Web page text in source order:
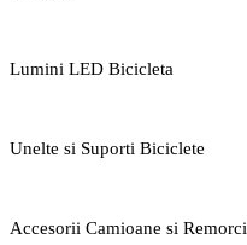
Lumini LED Bicicleta
Unelte si Suporti Biciclete
Accesorii Camioane si Remorci